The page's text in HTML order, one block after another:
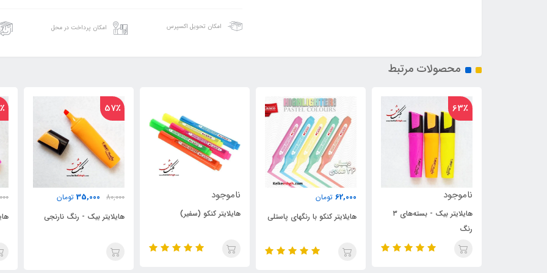
امکان تحویل اکسپرس امکان پرداخت در محل
محصولات مرتبط
62,000
هایلایتر کنکو با رنگهای پاستلی
ناموجود
هایلایتر کنکو (سفیر)
80,000
هایلایتر بیک - رنگ نارنجی
57٪
80,000
35,000 تومان
هایلایتر بیک - رنگ صورتی